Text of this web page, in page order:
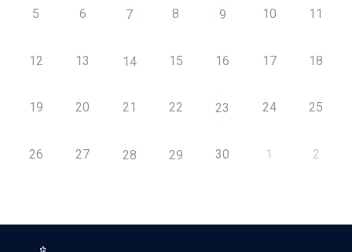
5 6 7 8 9 10 11
12 13 14 15 16 17 18
19 20 21 22 23 24 25
26 27 28 29 30 1 2